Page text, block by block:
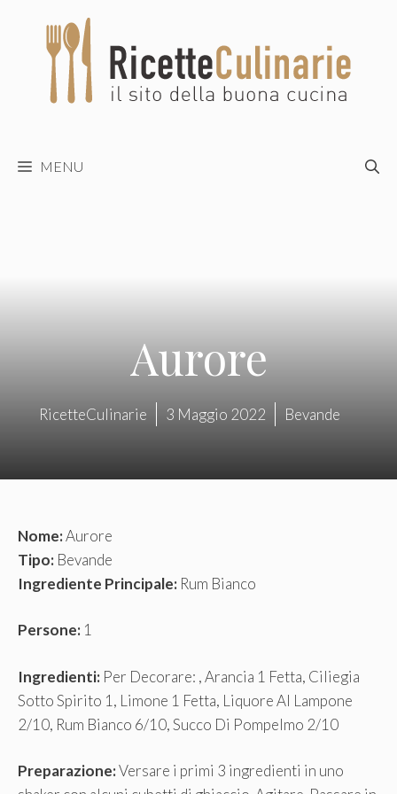
contenuto
MENU
Aurore
RicetteCulinarie 3 Maggio 2022 Bevande
Nome:Aurore
Tipo: Bevande
Ingrediente Principale: Rum Bianco
Persone: 1
Ingredienti: Per Decorare: , Arancia 1 Fetta, Ciliegia
Sotto Spirito 1, Limone 1 Fetta, Liquore Al Lampone
2/10, Rum Bianco 6/10, Succo Di Pompelmo 2/10
Preparazione:Versare i primi 3 ingredienti in uno